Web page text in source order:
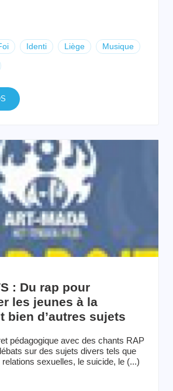
Identi Liège Musique
: Du rap pour
les jeunes à la
bien d’autres sujets
pédagogique avec des chants RAP
sur des sujets divers tels que
sexuelles, le suicide, le (...)